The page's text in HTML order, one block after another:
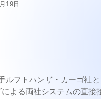
19日
ルフトハンザ・カーゴ社
よる両社システムの直